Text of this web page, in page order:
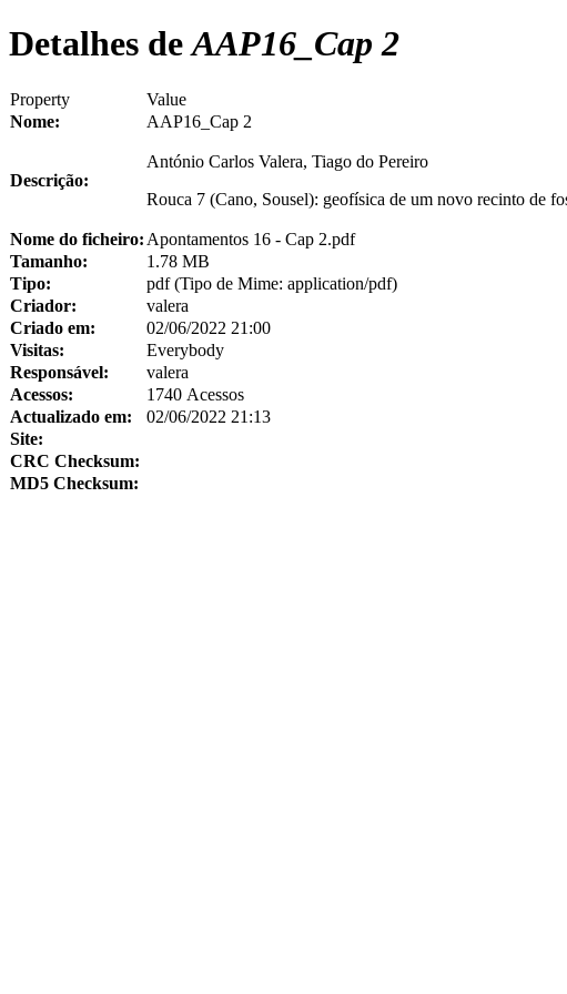
Detalhes deAAP16_Cap 2
Property
Value
Nome:
AAP16_Cap 2
Descrição:
António Carlos Valera, Tiago do Pereiro
Rouca 7 (Cano, Sousel): geofísica de um novo recinto de
Nome do ficheiro: Apontamentos 16 - Cap 2.pdf
Tamanho:
1.78 MB
Tipo:
pdf (Tipo de Mime: application/pdf)
Criador:
valera
Criado em:
02/06/2022 21:00
Visitas:
Everybody
Responsável:
valera
Acessos:
1740 Acessos
Actualizado em:
02/06/2022 21:13
Site:
CRC Checksum:
MD5 Checksum: